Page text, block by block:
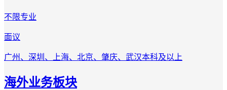
不限专业
面议
广州、深圳、上海、北京、肇庆、武汉本科及以上
海外业务板块